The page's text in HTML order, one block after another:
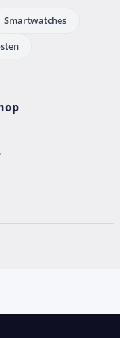
Smartwatches